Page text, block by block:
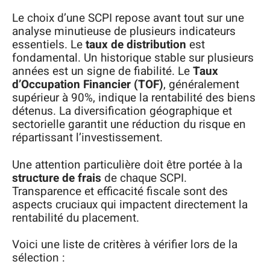
Le choix d’une SCPI repose avant tout sur une
analyse minutieuse de plusieurs indicateurs
essentiels. Letaux de distribution est
fondamental. Un historique stable sur plusieurs
années est un signe de fiabilité. LeTaux
d’Occupation Financier (TOF), généralement
supérieur à 90%, indique la rentabilité des biens
détenus. La diversification géographique et
sectorielle garantit une réduction du risque en
répartissant l’investissement.
Une attention particulière doit être portée à la
structure de frais de chaque SCPI.
Transparence et efficacité fiscale sont des
aspects cruciaux qui impactent directement la
rentabilité du placement.
Voici une liste de critères à vérifier lors de la
sélection :